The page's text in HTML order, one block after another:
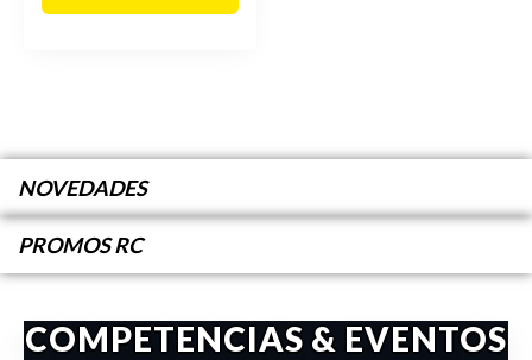
NOVEDADES
PROMOS RC
COMPETENCIAS & EVENTOS